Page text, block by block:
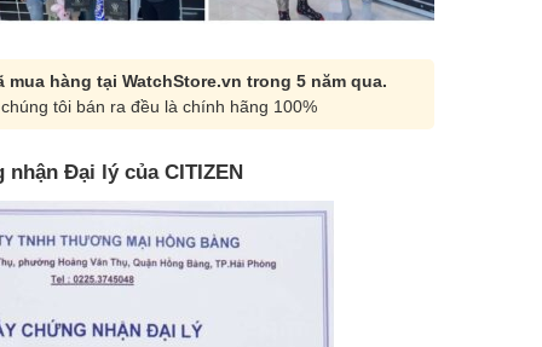
mua hàng tại WatchStore.vn trong 5 năm qua.
tôi bán ra đều là chính hãng 100%
nhận Đại lý của CITIZEN